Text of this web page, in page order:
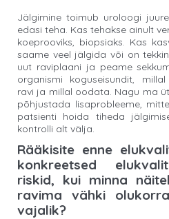
Jälgimine toimub uroloogi
edasi teha. Kas tehakse ainult
koeprooviks, biopsiaks. Kas
saame veel jälgida või on
uut raviplaani ja peame
organismi koguseisundit,
ravi ja millal oodata. Nagu ma
põhjustada lisaprobleeme,
patsienti hoida tiheda
kontrolli alt välja.
Rääkisite enne
konkreetsed
riskid, kui minna
ravima vähki
vajalik?